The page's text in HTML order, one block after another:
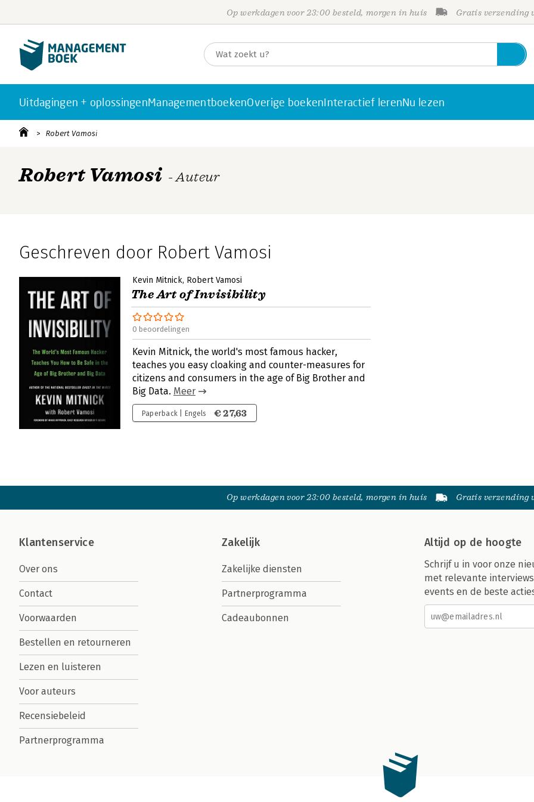
Op werkdagen voor 23:00 besteld, morgen in huis Gratis verzending
Uitdagingen + oplossingenManagementboekenOverige boekenInteractief lerenNu lezen
Robert Vamosi
Robert Vamosi - Auteur
Geschreven door Robert Vamosi
Kevin Mitnick Robert Vamosi
The Art of Invisibility
0 beoordelingen
Kevin Mitnick, the world's most famous hacker,
teaches you easy cloaking and counter-measures for
citizens and consumers in the age of Big Brother and
Big Data. Meer
Paperback | Engels € 27,63
Op werkdagen voor 23:00 besteld, morgen in huis Gratis verzending
Klantenservice
Over ons
Contact
Voorwaarden
Bestellen en retourneren
Lezen en luisteren
Voor auteurs
Recensiebeleid
Partnerprogramma
Zakelijk
Zakelijke diensten
Partnerprogramma
Cadeaubonnen
Altijd op de hoogte
Schrijf u in voor onze
met relevante
events en de beste